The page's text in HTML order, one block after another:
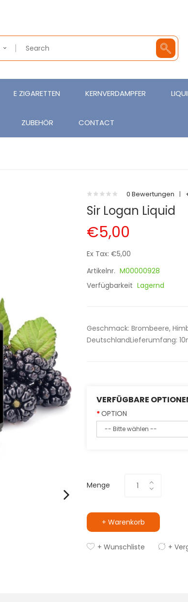
E ZIGARETTEN KERNVERDAMPFER
ZUBEHÖR CONTACT
0 Bewertungen |
Sir Logan Liquid
€5,00
Ex Tax: €5,00
Artikelnr. M00000928
Verfügbarkeit Lagernd
Geschmack: Brombeere,
DeutschlandLieferumfang:
VERFÜGBARE
OPTION
Menge
+ Warenkorb
+ Wunschliste +